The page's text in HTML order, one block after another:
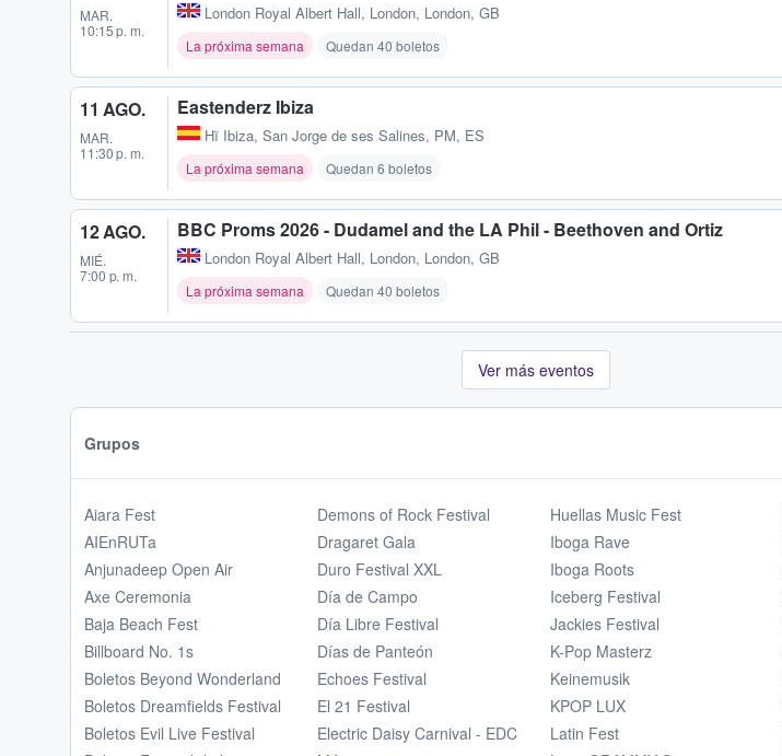
MAR.
10:15 p. m.
London Royal Albert Hall, London, London, GB
La próxima semana Quedan 40 boletos
11 AGO.
MAR.
11:30 p. m.
Eastenderz Ibiza
Hï Ibiza, San Jorge de ses Salines, PM, ES
La próxima semana Quedan 6 boletos
12 AGO.
MIÉ.
7:00 p. m.
BBC Proms 2026 - Dudamel and the LA Phil - Beethoven and Ortiz
London Royal Albert Hall, London, London, GB
La próxima semana Quedan 40 boletos
Ver más eventos
Grupos
Aiara Fest
AIEnRUTa
Anjunadeep Open Air
Axe Ceremonia
Baja Beach Fest
Billboard No. 1s
Boletos Beyond Wonderland
Boletos Dreamfields Festival
Boletos Evil Live Festival
Demons of Rock Festival
Dragaret Gala
Duro Festival XXL
Día de Campo
Día Libre Festival
Días de Panteón
Echoes Festival
El 21 Festival
Electric Daisy Carnival - EDC
Huellas Music Fest
Iboga Rave
Iboga Roots
Iceberg Festival
Jackies Festival
K-Pop Masterz
Keinemusik
KPOP LUX
Latin Fest